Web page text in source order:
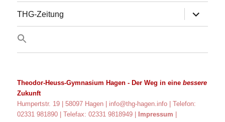
THG-Zeitung
anzeigen
Theodor-Heuss-Gymnasium Hagen - Der Weg in einebessere
Zukunft
Humpertstr. 19 | 58097 Hagen | info@thg-hagen.info
| Telefon:
02331 981890 | Telefax: 02331 9818949 |
Impressum